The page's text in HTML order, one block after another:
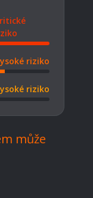
riziko
riziko
může